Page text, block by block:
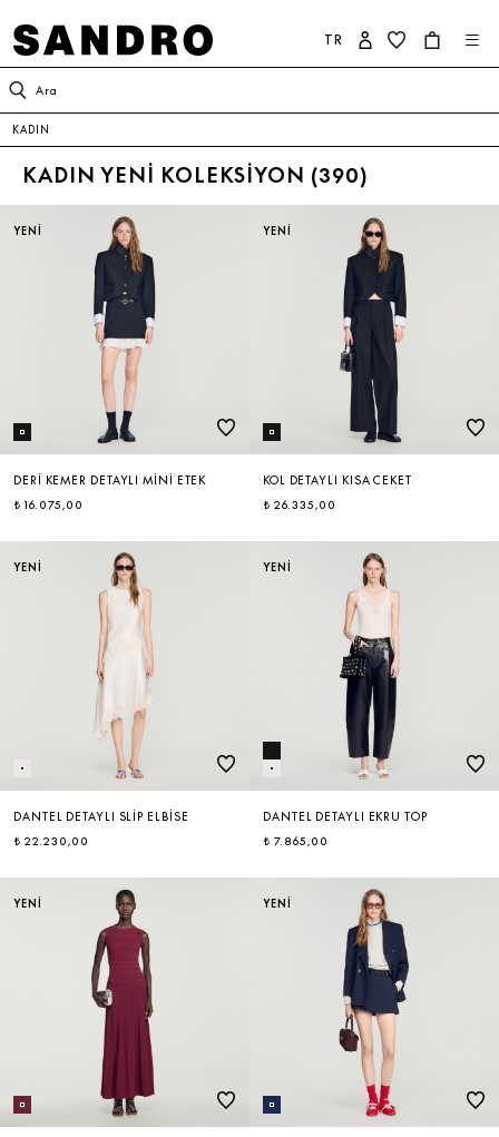
TR
KADIN
İNDİRİM
ERKEK
YENİ KOLEKSİYON
ÇOK SATANLAR
SANDRO DÜNYASI
TAAHHÜTLERİMİZ
Ara
KADIN
KADIN YENI KOLEKSIYON (390)
YENİ
DERI KEMER DETAYLI MINI ETEK
₺ 16.075,00
YENİ
KOL DETAYLI KISA CEKET
₺ 26.335,00
YENİ
DANTEL DETAYLI SLIP ELBISE
₺ 22.230,00
YENİ
DANTEL DETAYLI EKRU TOP
₺ 7.865,00
YENİ YENİ